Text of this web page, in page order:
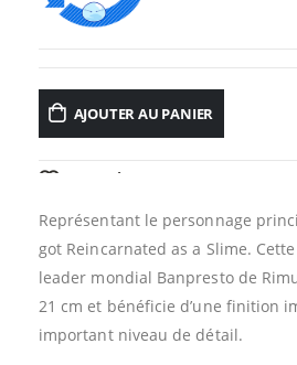
AJOUTER AU PANIER
AJOUTER À LA LISTE D’ENVIES
Représentant le personnage
got Reincarnated as a Slime.
leader mondial Banpresto de
21 cm et bénéficie d’une finition
important niveau de détail.